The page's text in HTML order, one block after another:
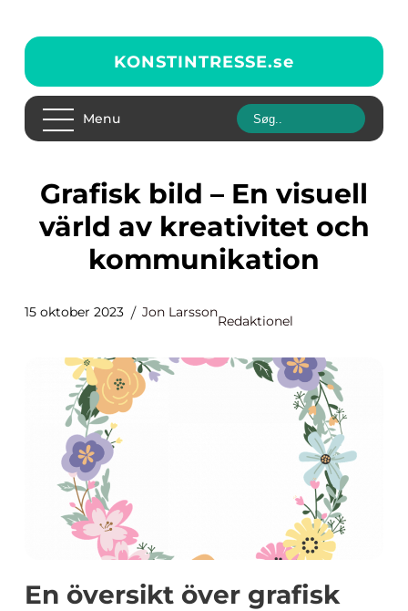
KONSTINTRESSE.se
Menu
Grafisk bild – En visuell
värld av kreativitet och
kommunikation
15 oktober 2023 Jon Larsson
Redaktionel
En översikt över grafisk